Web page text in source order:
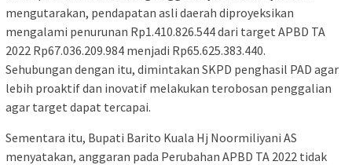
mengutarakan, pendapatan asli daerah diproyeksikan
mengalami penurunan Rp1.410.826.544 dari target APBD TA
2022 Rp67.036.209.984 menjadi Rp65.625.383.440.
Sehubungan dengan itu, dimintakan SKPD penghasil PAD agar
lebih proaktif dan inovatif melakukan terobosan penggalian
agar target dapat tercapai.
Sementara itu, Bupati Barito Kuala Hj Noormiliyani AS
menyatakan, anggaran pada Perubahan APBD TA 2022 tidak